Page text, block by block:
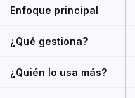
Enfoque principal
¿Qué gestiona?
¿Quién lo usa más?